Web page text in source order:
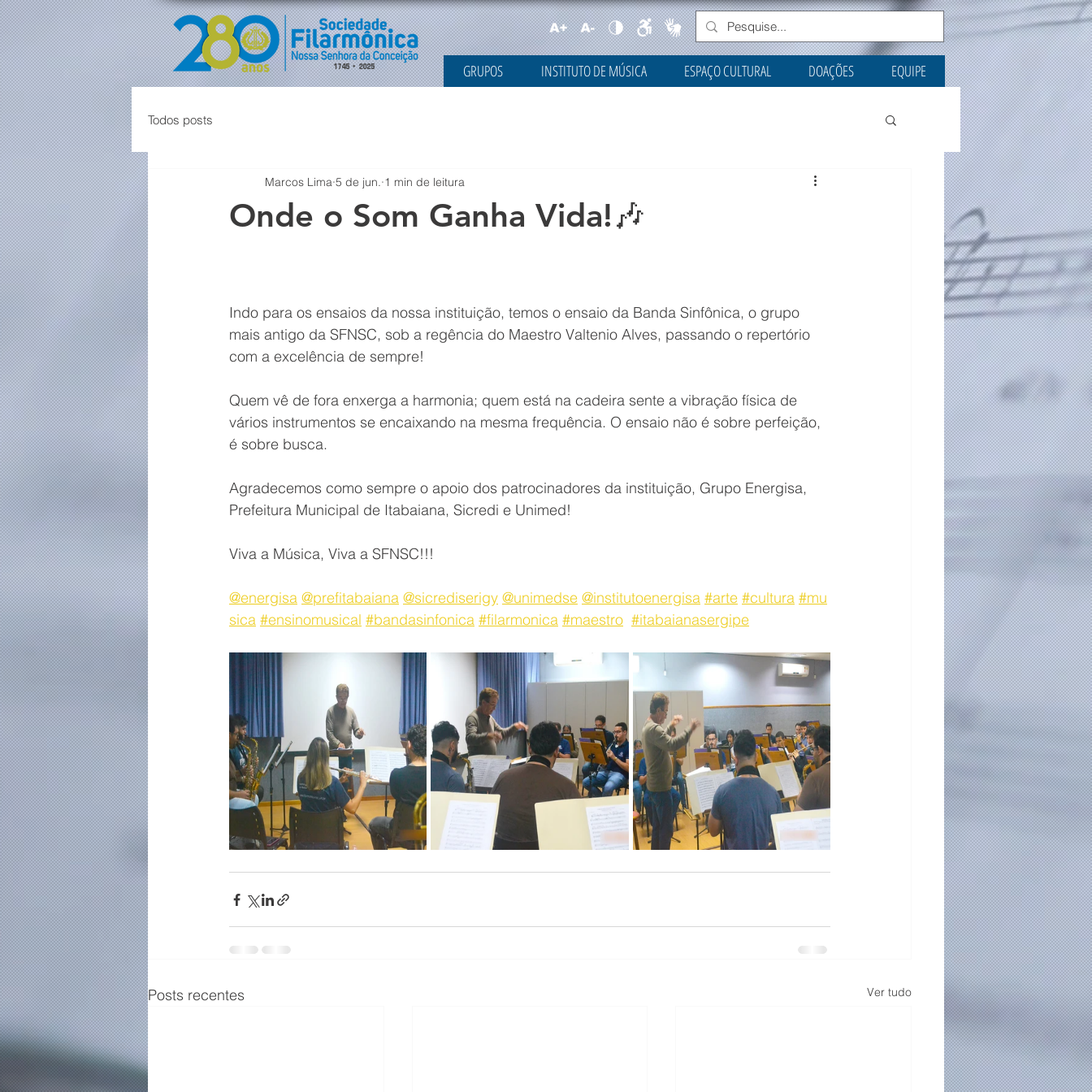
GRUPOS INSTITUTO DE MÚSICA ESPAÇO CULTURAL DOAÇÕES EQUIPE
Todos posts
Onde o Som Ganha Vida!🎶
Marcos Lima 5 de jun. 1 min de leitura
Indo para os ensaios da nossa instituição, temos o ensaio da Banda Sinfônica, o grupo
mais antigo da SFNSC, sob a regência do Maestro Valtenio Alves, passando o repertório
com a excelência de sempre!
Quem vê de fora enxerga a harmonia; quem está na cadeira sente a vibração física de
vários instrumentos se encaixando na mesma frequência. O ensaio não é sobre perfeição,
é sobre busca.
Agradecemos como sempre o apoio dos patrocinadores da instituição, Grupo Energisa,
Prefeitura Municipal de Itabaiana, Sicredi e Unimed!
Viva a Música, Viva a SFNSC!!!
@energisa @prefitabaiana @sicrediserigy @unimedse @institutoenergisa #arte #cultura #mu
sica #ensinomusical #bandasinfonica #filarmonica #maestro #itabaianasergipe
Posts recentes Ver tudo